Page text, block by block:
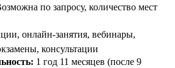
по запросу, количество мест
онлайн-занятия, вебинары,
консультации
1 год 11 месяцев (после 9